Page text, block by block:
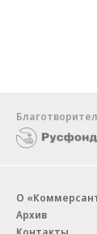
О
Архив